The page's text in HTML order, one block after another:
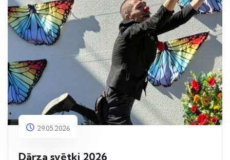
29.05.2026
Dārza svētki 2026